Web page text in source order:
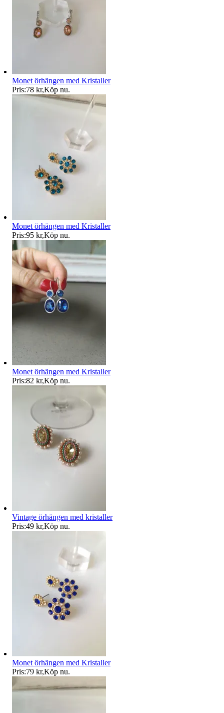
Monet örhängen med Kristaller
Pris:78 kr,Köp nu.
Monet örhängen med Kristaller
Pris:95 kr,Köp nu.
Monet örhängen med Kristaller
Pris:82 kr,Köp nu.
Vintage örhängen med kristaller
Pris:49 kr,Köp nu.
Monet örhängen med Kristaller
Pris:79 kr,Köp nu.